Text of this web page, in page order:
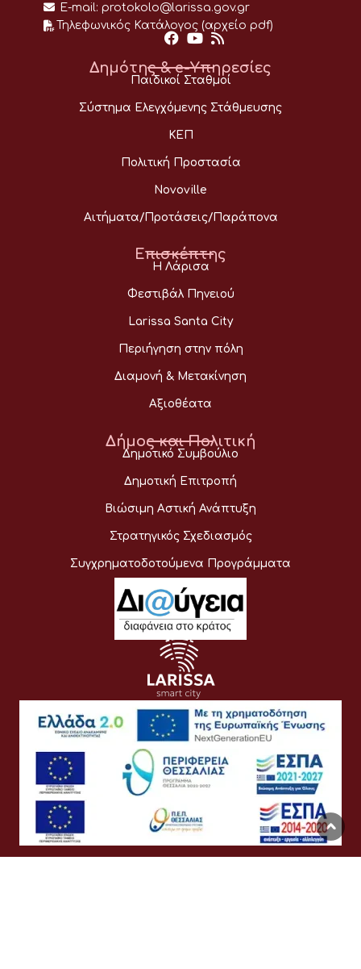
E-mail: protokolo@larissa.gov.gr
Τηλεφωνικός Κατάλογος (αρχείο pdf)
Δημότης & e-Υπηρεσίες
Παιδικοί Σταθμοί
Σύστημα Ελεγχόμενης Στάθμευσης
ΚΕΠ
Πολιτική Προστασία
Novoville
Αιτήματα/Προτάσεις/Παράπονα
Επισκέπτης
Η Λάρισα
Φεστιβάλ Πηνειού
Larissa Santa City
Περιήγηση στην πόλη
Διαμονή & Μετακίνηση
Αξιοθέατα
Δήμος και Πολιτική
Δημοτικό Συμβούλιο
Δημοτική Επιτροπή
Βιώσιμη Αστική Ανάπτυξη
Στρατηγικός Σχεδιασμός
Συγχρηματοδοτούμενα Προγράμματα